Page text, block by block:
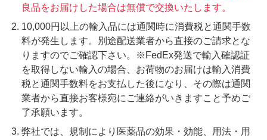
良品をお届けした場合は無償で交換いたします。
10,000円以上の輸入品には通関時に消費税と通関手数
料が発生します。別途配送業者から直接のご請求とな
りますのでご確認下さい。※FedEx発送で輸入確認証
を取得しない輸入の場合、お荷物のお届けは輸入消費
税と通関手数料をお支払した後になり、その際は通関
業者から直接お客様宛にご連絡がいきますこと予めご
了承願います。
弊社では、規制により医薬品の効果・効能、用法・用